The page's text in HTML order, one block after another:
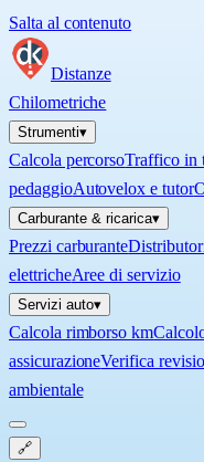
Salta al contenuto
Distanze
Chilometriche
Strumenti▾
Calcola percorsoTraffico in
pedaggioAutovelox e tutor
Carburante & ricarica▾
Prezzi carburante
elettricheAree di servizio
Servizi auto▾
Calcola rimborso km
assicurazioneVerifica
ambientale
🔗